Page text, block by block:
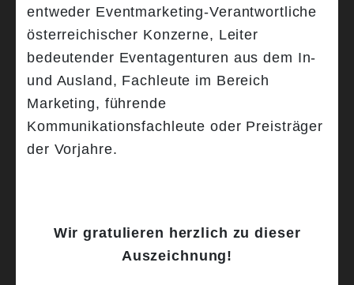
entweder Eventmarketing-Verantwortliche
österreichischer Konzerne, Leiter
bedeutender Eventagenturen aus dem In-
und Ausland, Fachleute im Bereich
Marketing, führende
Kommunikationsfachleute oder Preisträger
der Vorjahre.
Wir gratulieren herzlich zu dieser
Auszeichnung!